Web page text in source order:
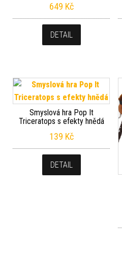
649 Kč
DETAIL
Smyslová hra Pop It
Triceratops s efekty hnědá
139 Kč
DETAIL